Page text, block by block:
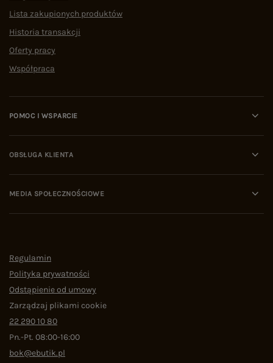
Lista zakupionych produktów
Historia transakcji
Oferty pracy
Współpraca
POMOC I WSPARCIE
OBSŁUGA KLIENTA
MEDIA SPOŁECZNOŚCIOWE
Regulamin
Polityka prywatności
Odstąpienie od umowy
Zarządzaj plikami cookie
22 290 10 80
Pn.-Pt. 08:00-16:00
bok@ebutik.pl